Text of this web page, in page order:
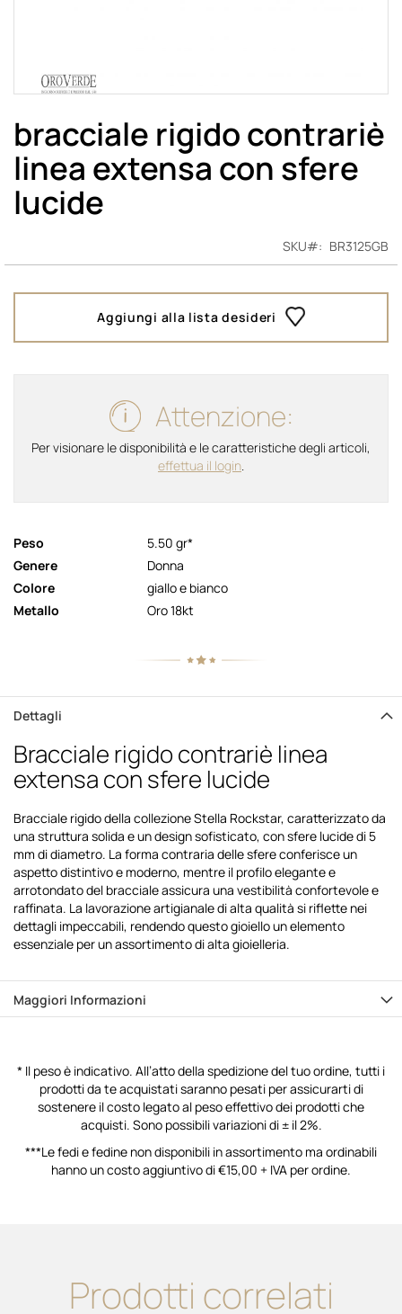
bracciale rigido contrariè
linea extensa con sfere
lucide
SKU BR3125GB
Aggiungi alla lista desideri
Attenzione:
Per visionare le disponibilità e le caratteristiche degli articoli,
effettua il login.
Peso
5.50 gr*
Genere
Donna
Colore
giallo e bianco
Metallo
Oro 18kt
all'inizio
della
galleria
immagini
Dettagli
Bracciale rigido contrariè linea
extensa con sfere lucide
Bracciale rigido della collezione Stella Rockstar, caratterizzato da
una struttura solida e un design sofisticato, con sfere lucide di 5
mm di diametro. La forma contraria delle sfere conferisce un
aspetto distintivo e moderno, mentre il profilo elegante e
arrotondato del bracciale assicura una vestibilità confortevole e
raffinata. La lavorazione artigianale di alta qualità si riflette nei
dettagli impeccabili, rendendo questo gioiello un elemento
essenziale per un assortimento di alta gioielleria.
Maggiori Informazioni
* Il peso è indicativo. All’atto della spedizione del tuo ordine, tutti i
prodotti da te acquistati saranno pesati per assicurarti di
sostenere il costo legato al peso effettivo dei prodotti che
acquisti. Sono possibili variazioni di ± il 2%.
***Le fedi e fedine non disponibili in assortimento ma ordinabili
hanno un costo aggiuntivo di €15,00 + IVA per ordine.
Prodotti correlati